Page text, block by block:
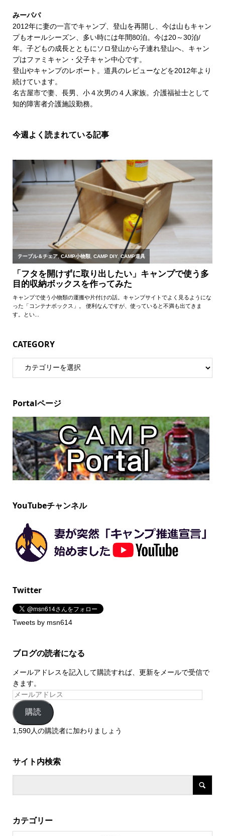
みーパパ
2012年に妻の一言でキャンプ、登山を再開し、今は山もキャン
プもオールシーズン、多い時には年間80泊。今は20～30泊/
年。子どもの成長とともにソロ登山から子連れ登山へ、キャン
プはファミキャン・父子キャン中心です。
登山やキャンプのレポート。道具のレビューなどを2012年より
続けています。
名古屋市で妻、長男、小４次男の４人家族。介護福祉士として
知的障害者介護施設勤務。
今週よく読まれている記事
CATEGORY
Portalページ
YouTubeチャンネル
Twitter
Tweets by msn614
ブログの読者になる
メールアドレスを記入して購読すれば、更新をメールで受信で
きます。
購読
1,590人の購読者に加わりましょう
サイト内検索
カテゴリー